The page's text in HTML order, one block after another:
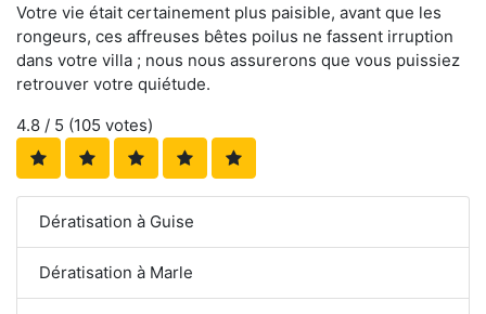
Votre vie était certainement plus paisible, avant que les
rongeurs, ces affreuses bêtes poilus ne fassent irruption
dans votre villa ; nous nous assurerons que vous puissiez
retrouver votre quiétude.
4.8 / 5 (105 votes)
Dératisation à Guise
Dératisation à Marle